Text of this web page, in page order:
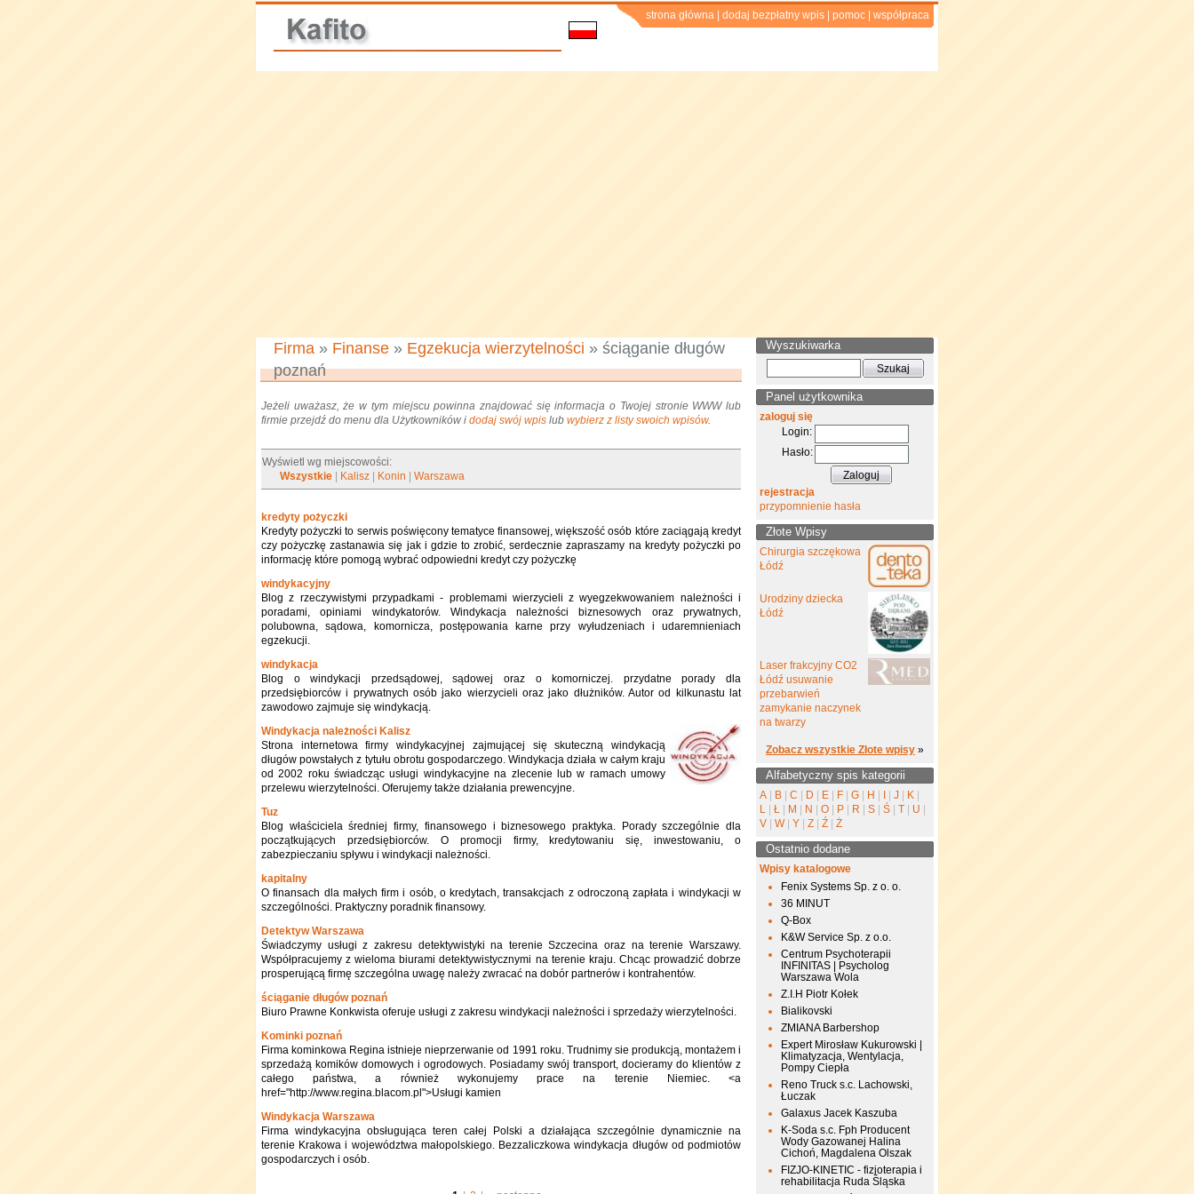
strona główna dodaj bezpłatny wpis pomoc współpraca
Firma » Finanse » Egzekucja wierzytelności » ściąganie długów
poznań
Jeżeli uważasz, że w tym miejscu powinna znajdować się informacja o Twojej stronie WWW lub
firmie przejdź do menu dla Użytkowników i dodaj swój wpis lub wybierz z listy swoich wpisów.
Wyświetl wg miejscowości:
Wszystkie
Kalisz Konin |Warszawa
kredyty pożyczki
Kredyty pożyczki to serwis poświęcony tematyce finansowej, większość osób które zaciągają kredyt
czy pożyczkę zastanawia się jak i gdzie to zrobić, serdecznie zapraszamy na kredyty pożyczki po
informację które pomogą wybrać odpowiedni kredyt czy pożyczkę
windykacyjny
Blog z rzeczywistymi przypadkami - problemami wierzycieli z wyegzekwowaniem należności i
poradami, opiniami windykatorów. Windykacja należności biznesowych oraz prywatnych,
polubowna, sądowa, komornicza, postępowania karne przy wyłudzeniach i udaremnieniach
egzekucji.
windykacja
Blog o windykacji przedsądowej, sądowej oraz o komorniczej. przydatne porady dla
przedsiębiorców i prywatnych osób jako wierzycieli oraz jako dłużników. Autor od kilkunastu lat
zawodowo zajmuje się windykacją.
Windykacja należności Kalisz
Strona internetowa firmy windykacyjnej zajmującej się skuteczną windykacją
długów powstałych z tytułu obrotu gospodarczego. Windykacja działa w całym kraju
od 2002 roku świadcząc usługi windykacyjne na zlecenie lub w ramach umowy
przelewu wierzytelności. Oferujemy także działania prewencyjne.
Tuz
Blog właściciela średniej firmy, finansowego i biznesowego praktyka. Porady szczególnie dla
początkujących przedsiębiorców. O promocji firmy, kredytowaniu się, inwestowaniu, o
zabezpieczaniu spływu i windykacji należności.
kapitalny
O finansach dla małych firm i osób, o kredytach, transakcjach z odroczoną zapłata i windykacji w
szczególności. Praktyczny poradnik finansowy.
Detektyw Warszawa
Świadczymy usługi z zakresu detektywistyki na terenie Szczecina oraz na terenie Warszawy.
Współpracujemy z wieloma biurami detektywistycznymi na terenie kraju. Chcąc prowadzić dobrze
prosperującą firmę szczególna uwagę należy zwracać na dobór partnerów i kontrahentów.
ściąganie długów poznań
Biuro Prawne Konkwista oferuje usługi z zakresu windykacji należności i sprzedaży wierzytelności.
Kominki poznań
Firma kominkowa Regina istnieje nieprzerwanie od 1991 roku. Trudnimy sie produkcją, montażem i
sprzedażą komików domowych i ogrodowych. Posiadamy swój transport, docieramy do klientów z
całego państwa, a również wykonujemy prace na terenie Niemiec. <a
href="http://www.regina.blacom.pl">Usługi kamien
Windykacja Warszawa
Firma windykacyjna obsługująca teren całej Polski a działająca szczególnie dynamicznie na
terenie Krakowa i województwa małopolskiego. Bezzaliczkowa windykacja długów od podmiotów
gospodarczych i osób.
Wyszukiwarka
Panel użytkownika
zaloguj się
Login:
Hasło:
rejestracja
przypomnienie hasła
Złote Wpisy
Chirurgia szczękowa
Łódź
Urodziny dziecka
Łódź
Laser frakcyjny CO2
Łódź usuwanie
przebarwień
zamykanie naczynek
na twarzy
Zobacz wszystkie Złote wpisy »
Alfabetyczny spis kategorii
A B C D E F G H J K
L
Ł M N O P R S Ś T U
V
W Y Z Ź Ż
Ostatnio dodane
Wpisy katalogowe
Fenix Systems Sp. z o. o.
36 MINUT
Q-Box
K&W Service Sp. z o.o.
Centrum Psychoterapii
INFINITAS | Psycholog
Warszawa Wola
Z.I.H Piotr Kołek
Bialikovski
ZMIANA Barbershop
Expert Mirosław Kukurowski |
Klimatyzacja, Wentylacja,
Pompy Ciepła
Reno Truck s.c. Lachowski,
Łuczak
Galaxus Jacek Kaszuba
K-Soda s.c. Fph Producent
Wody Gazowanej Halina
Cichoń, Magdalena Olszak
FIZJO-KINETIC - fizjoterapia i
rehabilitacja Ruda Śląska